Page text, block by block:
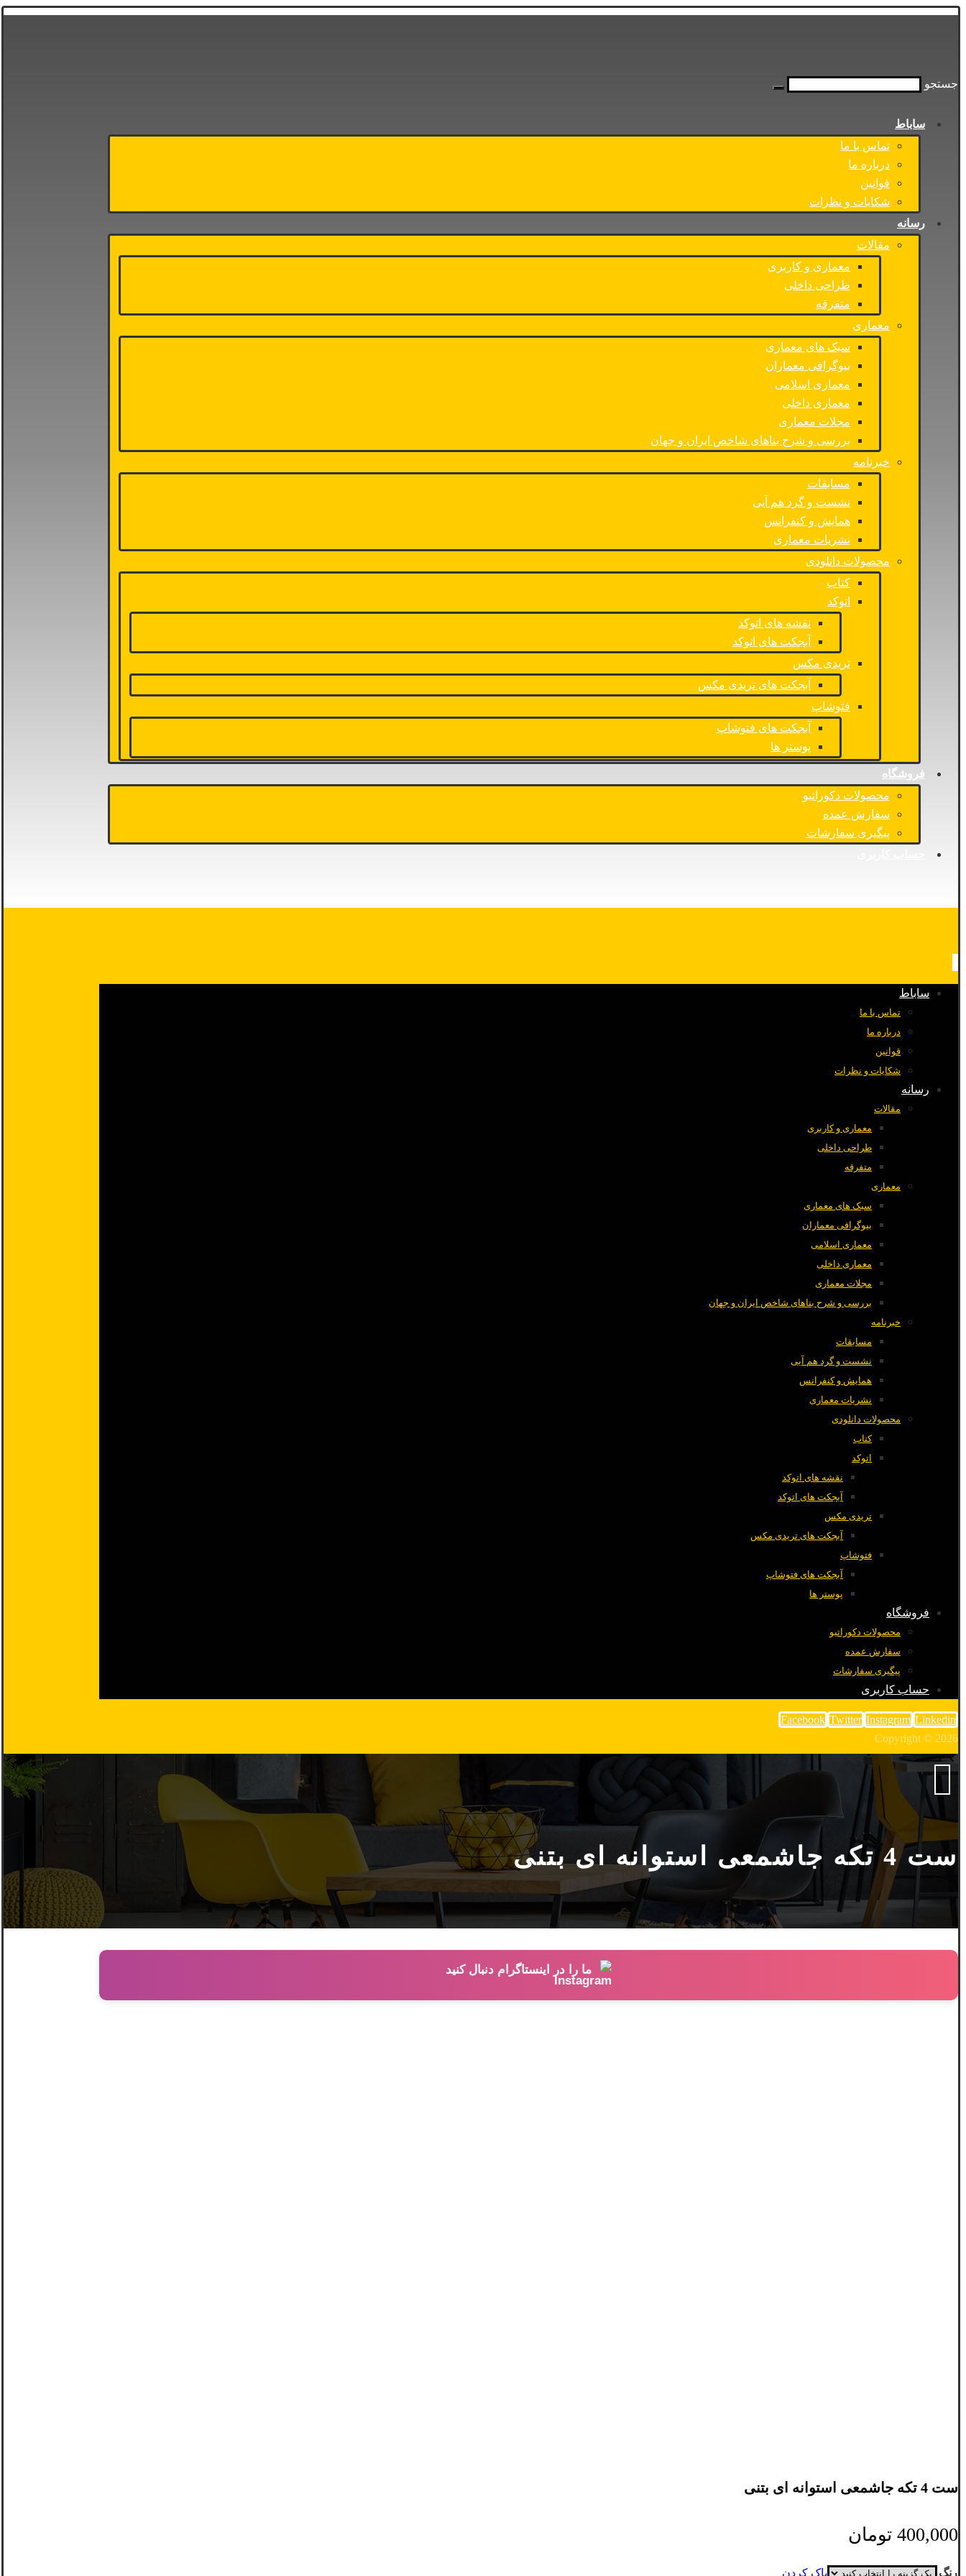
جستجو
ساباط
تماس با ما
درباره ما
قوانین
شکایات و نظرات
رسانه
مقالات
معماری و کاربری
طراحی داخلی
متفرقه
معماری
سبک های معماری
بیوگرافی معماران
معماری اسلامی
معماری داخلی
مجلات معماری
بررسی و شرح بناهای شاخص ایران و جهان
خبرنامه
مسابقات
نشست و گرد هم آیی
همایش و کنفرانس
نشریات معماری
محصولات دانلودی
کتاب
اتوکد
نقشه های اتوکد
آبجکت های اتوکد
تریدی مکس
آبجکت های تریدی مکس
فتوشاپ
آبجکت های فتوشاپ
پوستر ها
فروشگاه
محصولات دکوراتیو
سفارش عمده
پیگیری سفارشات
ساباط
تماس با ما
درباره ما
قوانین
شکایات و نظرات
رسانه
مقالات
معماری و کاربری
طراحی داخلی
متفرقه
معماری
سبک های معماری
بیوگرافی معماران
معماری اسلامی
معماری داخلی
مجلات معماری
بررسی و شرح بناهای شاخص ایران و جهان
خبرنامه
مسابقات
نشست و گرد هم آیی
همایش و کنفرانس
نشریات معماری
محصولات دانلودی
کتاب
اتوکد
نقشه های اتوکد
آبجکت های اتوکد
تریدی مکس
آبجکت های تریدی مکس
فتوشاپ
آبجکت های فتوشاپ
پوستر ها
فروشگاه
محصولات دکوراتیو
سفارش عمده
پیگیری سفارشات
حساب کاربری
Facebook Twitter Instagram Linkedin
Copyright © 2026
ست 4 تکه جاشمعی استوانه ای بتنی
ما را در اینستاگرام دنبال کنید
ست 4 تکه جاشمعی استوانه ای بتنی
400,000 تومان
رنگ پاک کردن